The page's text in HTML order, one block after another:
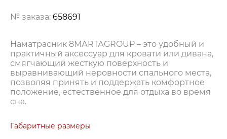
№ заказа: 658691
Наматрасник 8МАRТАGROUP – это удобный и
практичный аксессуар для кровати или дивана,
смягчающий жесткую поверхность и
выравнивающий неровности спального места,
позволяя принять и поддержать комфортное
положение, естественное для отдыха во время
сна.
Габаритные размеры